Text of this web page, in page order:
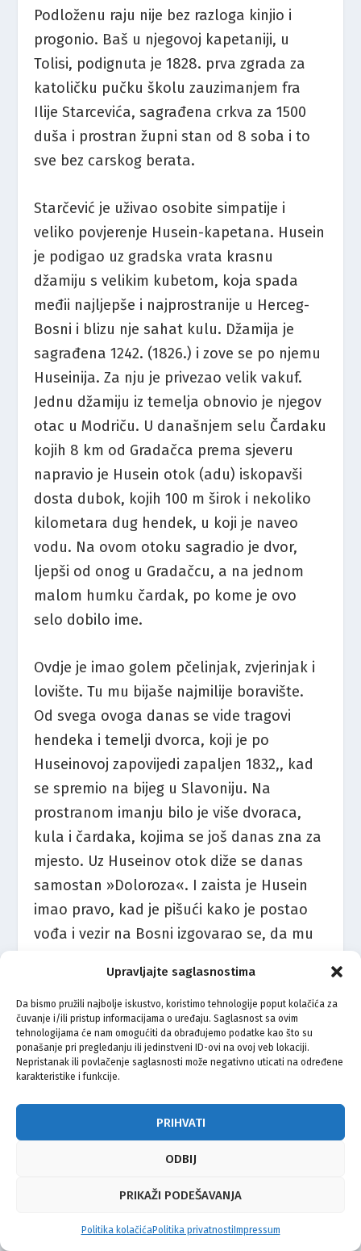
Upravljajte saglasnostima
Da bismo pružili najbolje iskustvo, koristimo tehnologije poput kolačića za
čuvanje i/ili pristup informacijama o uređaju. Saglasnost sa ovim
tehnologijama će nam omogućiti da obrađujemo podatke kao što su
ponašanje pri pregledanju ili jedinstveni ID-ovi na ovoj veb lokaciji.
Nepristanak ili povlačenje saglasnosti može negativno uticati na određene
karakteristike i funkcije.
PRIHVATI
ODBIJ
PRIKAŽI PODEŠAVANJA
Politika kolačićaPolitika privatnosti Impressum
Podloženu raju nije bez razloga kinjio i
progonio. Baš u njegovoj kapetaniji, u
Tolisi, podignuta je 1828. prva zgrada za
katoličku pučku školu zauzimanjem fra
Ilije Starcevića, sagrađena crkva za 1500
duša i prostran župni stan od 8 soba i to
sve bez carskog berata.
Starčević je uživao osobite simpatije i
veliko povjerenje Husein-kapetana. Husein
je podigao uz gradska vrata krasnu
džamiju s velikim kubetom, koja spada
međii najljepše i najprostranije u Herceg-
Bosni i blizu nje sahat kulu. Džamija je
sagrađena 1242. (1826.) i zove se po njemu
Huseinija. Za nju je privezao velik vakuf.
Jednu džamiju iz temelja obnovio je njegov
otac u Modriču. U današnjem selu Čardaku
kojih 8 km od Gradačca prema sjeveru
napravio je Husein otok (adu) iskopavši
dosta dubok, kojih 100 m širok i nekoliko
kilometara dug hendek, u koji je naveo
vodu. Na ovom otoku sagradio je dvor,
ljepši od onog u Gradačcu, a na jednom
malom humku čardak, po kome je ovo
selo dobilo ime.
Ovdje je imao golem pčelinjak, zvjerinjak i
lovište. Tu mu bijaše najmilije boravište.
Od svega ovoga danas se vide tragovi
hendeka i temelji dvorca, koji je po
Huseinovoj zapovijedi zapaljen 1832,, kad
se spremio na bijeg u Slavoniju. Na
prostranom imanju bilo je više dvoraca,
kula i čardaka, kojima se još danas zna za
mjesto. Uz Huseinov otok diže se danas
samostan »Doloroza«. I zaista je Husein
imao pravo, kad je pišući kako je postao
vođa i vezir na Bosni izgovarao se, da mu
Gospodstva Kapetanluka. kojim sam se
bolje vlado i živio nego i jedan od
kapetana bosanskije kao jedan vezir.«
Iz jednog pisma vidi se, da je 1827. bio
punih devet mjeseci van svoje kapetanije.
To je vrijeme proveo u Zvorniku i Sarajevu
uz Abdur-rahima pašu i gledajući, što ovaj
što se sprema Bosni i postati odrješiti
neprijatelj Porte i reforama. U listopadu